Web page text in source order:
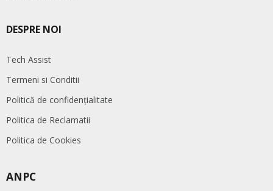
DESPRE NOI
Tech Assist
Termeni si Conditii
Politică de confidențialitate
Politica de Reclamatii
Politica de Cookies
ANPC